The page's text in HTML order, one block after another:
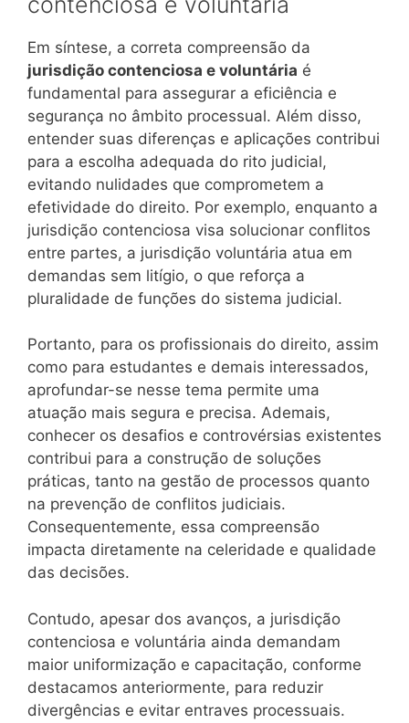
Em síntese, a correta compreensão da
jurisdição contenciosa e voluntária é
fundamental para assegurar a eficiência e
segurança no âmbito processual. Além disso,
entender suas diferenças e aplicações contribui
para a escolha adequada do rito judicial,
evitando nulidades que comprometem a
efetividade do direito. Por exemplo, enquanto a
jurisdição contenciosa visa solucionar conflitos
entre partes, a jurisdição voluntária atua em
demandas sem litígio, o que reforça a
pluralidade de funções do sistema judicial.
Portanto, para os profissionais do direito, assim
como para estudantes e demais interessados,
aprofundar-se nesse tema permite uma
atuação mais segura e precisa. Ademais,
conhecer os desafios e controvérsias existentes
contribui para a construção de soluções
práticas, tanto na gestão de processos quanto
na prevenção de conflitos judiciais.
Consequentemente, essa compreensão
impacta diretamente na celeridade e qualidade
das decisões.
Contudo, apesar dos avanços, a jurisdição
contenciosa e voluntária ainda demandam
maior uniformização e capacitação, conforme
destacamos anteriormente, para reduzir
divergências e evitar entraves processuais.